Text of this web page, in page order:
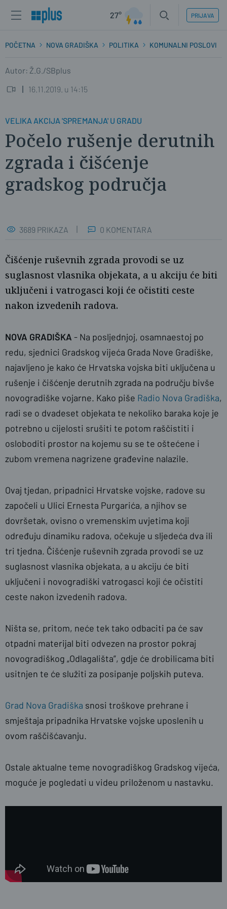
27° PRIJAVA
POČETNA NOVA GRADIŠKA POLITIKA KOMUNALNI POSLOVI
Autor: Ž.G./SBplus
16.11.2019. u 14:15
VELIKA AKCIJA 'SPREMANJA' U GRADU
Počelo rušenje derutnih
zgrada i čišćenje
gradskog područja
naslovnica Ž.G./SBplus
3689 PRIKAZA 0 KOMENTARA
Čišćenje ruševnih zgrada provodi se uz
suglasnost vlasnika objekata, a u akciju će biti
uključeni i vatrogasci koji će očistiti ceste
nakon izvedenih radova.
NOVA GRADIŠKA - Na posljednjoj, osamnaestoj po
redu, sjednici Gradskog vijeća Grada Nove Gradiške,
najavljeno je kako će Hrvatska vojska biti uključena u
rušenje i čišćenje derutnih zgrada na području bivše
novogradiške vojarne. Kako piše Radio Nova Gradiška,
radi se o dvadeset objekata te nekoliko baraka koje je
potrebno u cijelosti srušiti te potom raščistiti i
osloboditi prostor na kojemu su se te oštećene i
zubom vremena nagrizene građevine nalazile.
Ovaj tjedan, pripadnici Hrvatske vojske, radove su
započeli u Ulici Ernesta Purgarića, a njihov se
dovršetak, ovisno o vremenskim uvjetima koji
određuju dinamiku radova, očekuje u sljedeća dva ili
tri tjedna. Čišćenje ruševnih zgrada provodi se uz
suglasnost vlasnika objekata, a u akciju će biti
uključeni i novogradiški vatrogasci koji će očistiti
ceste nakon izvedenih radova.
Ništa se, pritom, neće tek tako odbaciti pa će sav
otpadni materijal biti odvezen na prostor pokraj
novogradiškog „Odlagališta”, gdje će drobilicama biti
usitnjen te će služiti za posipanje poljskih puteva.
Grad Nova Gradiška snosi troškove prehrane i
smještaja pripadnika Hrvatske vojske uposlenih u
ovom raščišćavanju.
Ostale aktualne teme novogradiškog Gradskog vijeća,
moguće je pogledati u videu priloženom u nastavku.